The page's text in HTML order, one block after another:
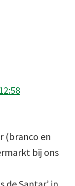
(branco en
bij ons